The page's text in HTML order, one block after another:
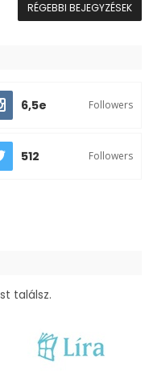
RÉGEBBI BEJEGYZÉSEK
6,5e Followers
512 Followers
találsz.